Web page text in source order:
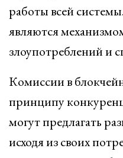
работы всей
являются
злоупотреблений и
Комиссии в
принципу
могут предлагать
исходя из своих